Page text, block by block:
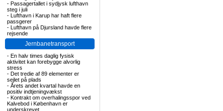
- Passagertallet i sydjysk lufthavn
steg i juli
- Lufthavn i Karup har haft flere
passgerer
- Lufthavn på Djursland havde flere
rejsende
Jernbanetransport
- En halv times daglig fysisk
aktivitet kan forebygge alvorlig
stress
- Det tredie af 89 elementer er
sejlet på plads
- Årets andet kvartal havde en
positiv indtjeningvækst
- Kontrakt om overhalingsspor ved
Kalvebod i København er
underskrevet